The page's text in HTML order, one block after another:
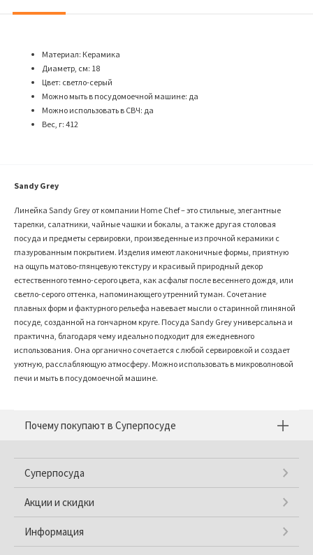
Материал: Керамика
Диаметр, см: 18
Цвет: светло-серый
Можно мыть в посудомоечной машине: да
Можно использовать в СВЧ: да
Вес, г: 412
Sandy Grey
Линейка Sandy Grey от компании Home Chef – это стильные, элегантные
тарелки, салатники, чайные чашки и бокалы, а также другая столовая
посуда и предметы сервировки, произведенные из прочной керамики с
глазурованным покрытием. Изделия имеют лаконичные формы, приятную
на ощупь матово-глянцевую текстуру и красивый природный декор
естественного темно-серого цвета, как асфальт после весеннего дождя, или
светло-серого оттенка, напоминающего утренний туман. Сочетание
плавных форм и фактурного рельефа навевает мысли о старинной глиняной
посуде, созданной на гончарном круге. Посуда Sandy Grey универсальна и
практична, благодаря чему идеально подходит для ежедневного
использования. Она органично сочетается с любой сервировкой и создает
уютную, расслабляющую атмосферу. Можно использовать в микроволновой
печи и мыть в посудомоечной машине.
Почему покупают в Суперпосуде
Суперпосуда
Акции и скидки
Информация